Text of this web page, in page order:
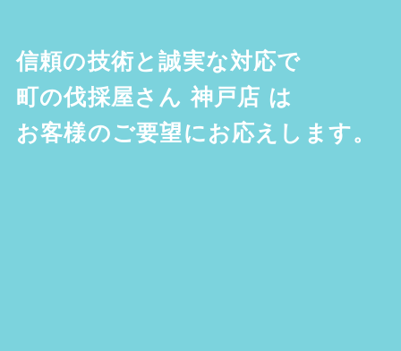
信頼の技術と誠実な対応で
町の伐採屋さん 神戸店 は
お客様のご要望にお応えします。